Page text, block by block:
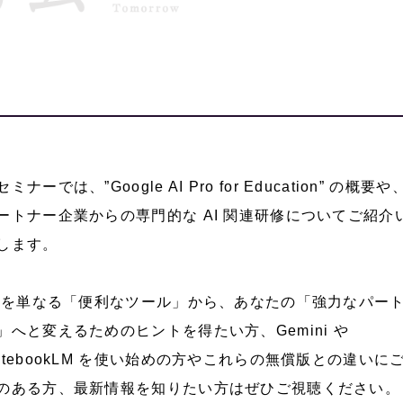
ミナーでは、”Google AI Pro for Education” の概要や、
トナー企業からの専門的な AI 関連研修についてご紹介
ます。
単なる「便利なツール」から、あなたの「強力なパー
へと変えるためのヒントを得たい方、Gemini や
を使い始めの方やこれらの無償版との違いに
ある方、最新情報を知りたい方はぜひご視聴ください。